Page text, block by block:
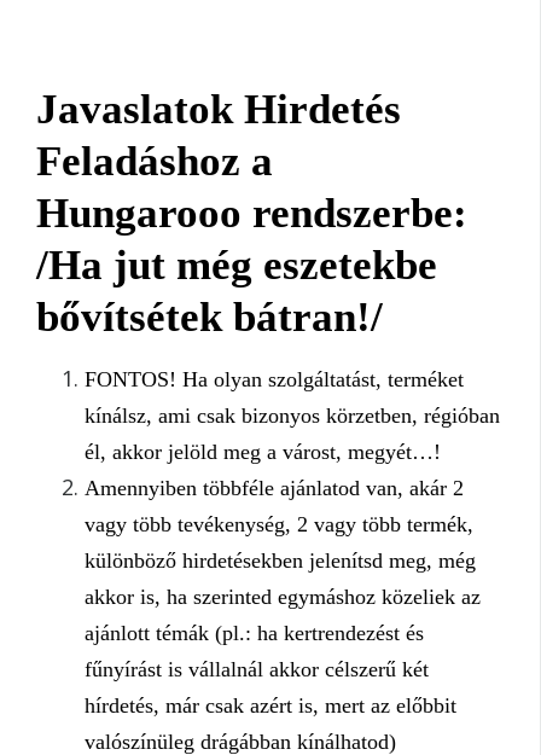
Javaslatok Hirdetés
Feladáshoz a
Hungarooo rendszerbe:
/Ha jut még eszetekbe
bővítsétek bátran!/
FONTOS! Ha olyan szolgáltatást, terméket
kínálsz, ami csak bizonyos körzetben, régióban
él, akkor jelöld meg a várost, megyét…!
Amennyiben többféle ajánlatod van, akár 2
vagy több tevékenység, 2 vagy több termék,
különböző hirdetésekben jelenítsd meg, még
akkor is, ha szerinted egymáshoz közeliek az
ajánlott témák (pl.: ha kertrendezést és
fűnyírást is vállalnál akkor célszerű két
hírdetés, már csak azért is, mert az előbbit
valószínüleg drágábban kínálhatod)